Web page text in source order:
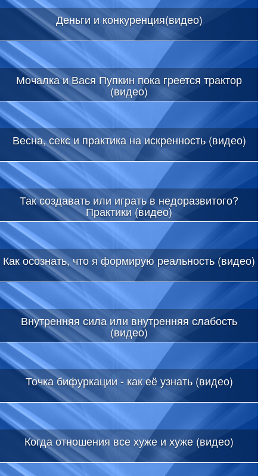
Деньги и конкуренция(видео)
Мочалка и Вася Пупкин пока греется трактор
(видео)
Весна, секс и практика на искренность (видео)
Так создавать или играть в недоразвитого?
Практики (видео)
Как осознать, что я формирую реальность (видео)
Внутренняя сила или внутренняя слабость
(видео)
Точка бифуркации - как её узнать (видео)
Когда отношения все хуже и хуже (видео)